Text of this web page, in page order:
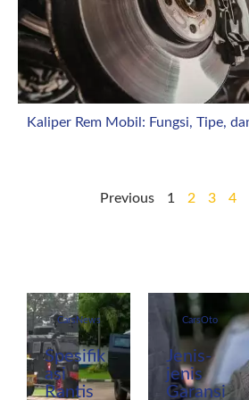
Kaliper Rem Mobil: Fungsi, Tipe,
Previous 1 2 3 4
CarsNews
Spesifik
asi
Rantis
CarsOto
Jenis-
jenis
Garansi